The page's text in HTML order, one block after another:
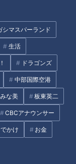
シマスパーランド
生活
ドラゴンズ
中部国際空港
な美 板東英二
CBCアナウンサー
かけ お金
現れた“お魚王
惑「多分家帰ったら
になってる」